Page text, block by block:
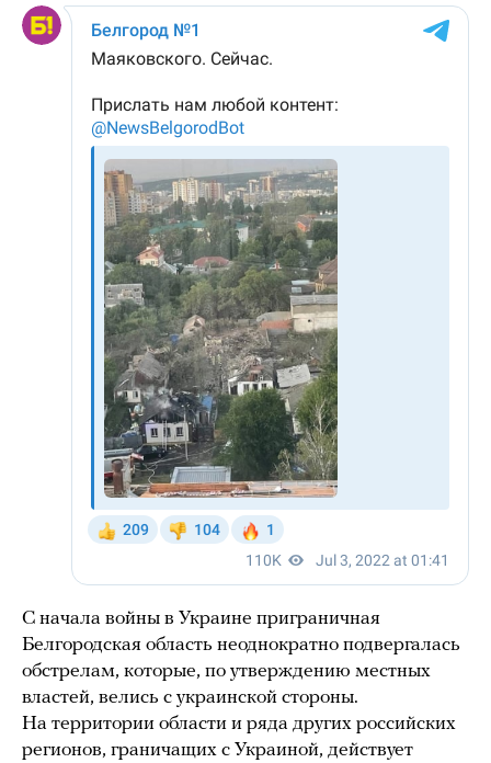
С начала войны в Украине приграничная
Белгородская область неоднократно подвергалась
обстрелам, которые, по утверждению местных
властей, велись с украинской стороны.
На территории области и ряда других российских
регионов, граничащих с Украиной, действует